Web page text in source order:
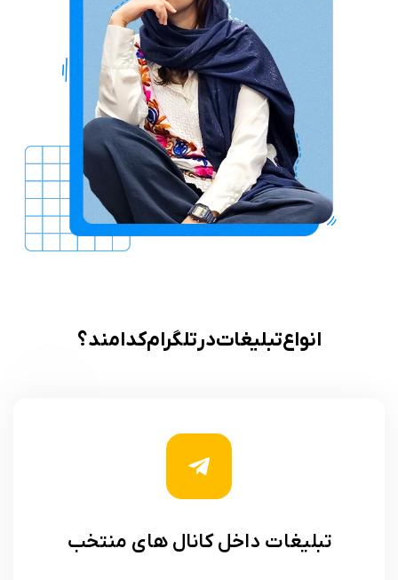
انواع تبلیغات در تلگرام کدامند؟
تبلیغات داخل کانال های منتخب